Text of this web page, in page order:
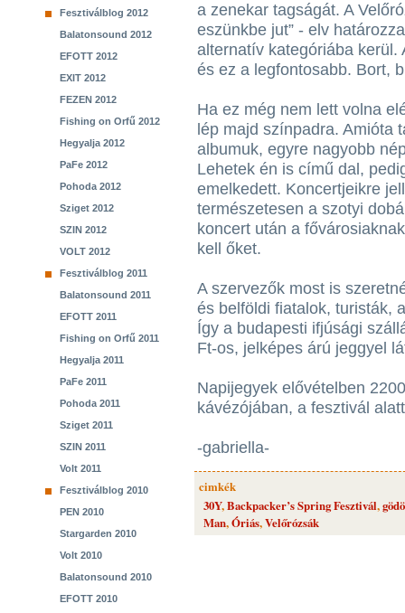
Fesztiválblog 2012
Balatonsound 2012
EFOTT 2012
EXIT 2012
FEZEN 2012
Fishing on Orfű 2012
Hegyalja 2012
PaFe 2012
Pohoda 2012
Sziget 2012
SZIN 2012
VOLT 2012
Fesztiválblog 2011
Balatonsound 2011
EFOTT 2011
Fishing on Orfű 2011
Hegyalja 2011
PaFe 2011
Pohoda 2011
Sziget 2011
SZIN 2011
Volt 2011
Fesztiválblog 2010
PEN 2010
Stargarden 2010
Volt 2010
Balatonsound 2010
EFOTT 2010
a zenekar tagságát. A
eszünkbe jut” - elv
alternatív kategóriába kerül.
és ez a legfontosabb. Bort,
Ha ez még nem lett volna
lép majd színpadra. Amióta
albumuk, egyre nagyobb
Lehetek én is című dal,
emelkedett. Koncertjeikre
természetesen a szotyi
koncert után a
kell őket.
A szervezők most is
és belföldi fiatalok, turisták,
Így a budapesti ifjúsági
Ft-os, jelképes árú jeggyel
Napijegyek elővételben
kávézójában, a fesztivál
-gabriella-
cimkék
30Y,Backpacker’s Spring Fesztivál,
Man,Óriás,Velőrózsák